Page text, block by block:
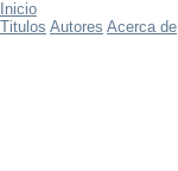
Inicio
Titulos Autores Acerca de